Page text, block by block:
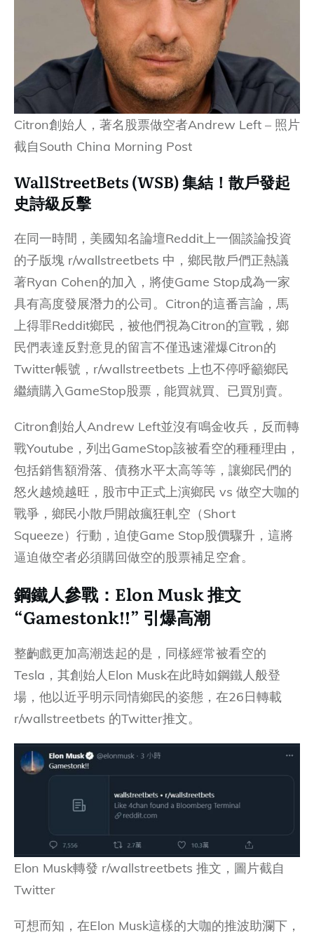
Citron創始人，著名股票做空者Andrew Left – 照片
截自South China Morning Post
WallStreetBets (WSB) 集結！散戶發起
史詩級反擊
在同一時間，美國知名論壇Reddit上一個談論投資
的子版塊 r/wallstreetbets 中，鄉民散戶們正熱議
著Ryan Cohen的加入，將使Game Stop成為一家
具有高度發展潛力的公司。Citron的這番言論，馬
上得罪Reddit鄉民，被他們視為Citron的宣戰，鄉
民們表達反對意見的留言不僅迅速灌爆Citron的
Twitter帳號，r/wallstreetbets 上也不停呼籲鄉民
繼續購入GameStop股票，能買就買、已買別賣。
Citron創始人Andrew Left並沒有鳴金收兵，反而轉
戰Youtube，列出GameStop該被看空的種種理由，
包括銷售額滑落、債務水平太高等等，讓鄉民們的
怒火越燒越旺，股市中正式上演鄉民 vs 做空大咖的
戰爭，鄉民小散戶開啟瘋狂軋空（Short
Squeeze）行動，迫使Game Stop股價驟升，這將
逼迫做空者必須購回做空的股票補足空倉。
鋼鐵人參戰：Elon Musk 推文
“Gamestonk!!” 引爆高潮
整齣戲更加高潮迭起的是，同樣經常被看空的
Tesla，其創始人Elon Musk在此時如鋼鐵人般登
場，他以近乎明示同情鄉民的姿態，在26日轉載
r/wallstreetbets 的Twitter推文。
Elon Musk轉發 r/wallstreetbets 推文，圖片截自
Twitter
可想而知，在Elon Musk這樣的大咖的推波助瀾下，